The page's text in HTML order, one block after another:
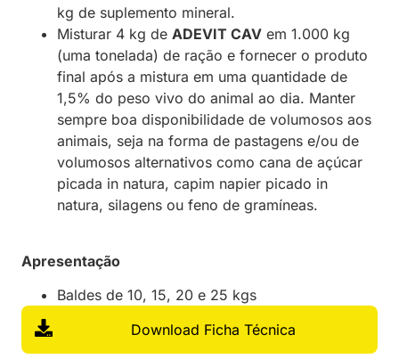
kg de suplemento mineral.
Misturar 4 kg de ADEVIT CAV em 1.000 kg
(uma tonelada) de ração e fornecer o produto
final após a mistura em uma quantidade de
1,5% do peso vivo do animal ao dia. Manter
sempre boa disponibilidade de volumosos aos
animais, seja na forma de pastagens e/ou de
volumosos alternativos como cana de açúcar
picada in natura, capim napier picado in
natura, silagens ou feno de gramíneas.
Apresentação
Baldes de 10, 15, 20 e 25 kgs
Download Ficha Técnica